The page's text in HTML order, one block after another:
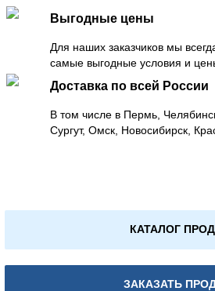
Выгодные цены
Для наших заказчиков мы
самые выгодные условия и
Доставка по всей России
В том числе в Пермь,
Сургут, Омск, Новосибирск,
КАТАЛОГ
ЗАКАЗАТЬ